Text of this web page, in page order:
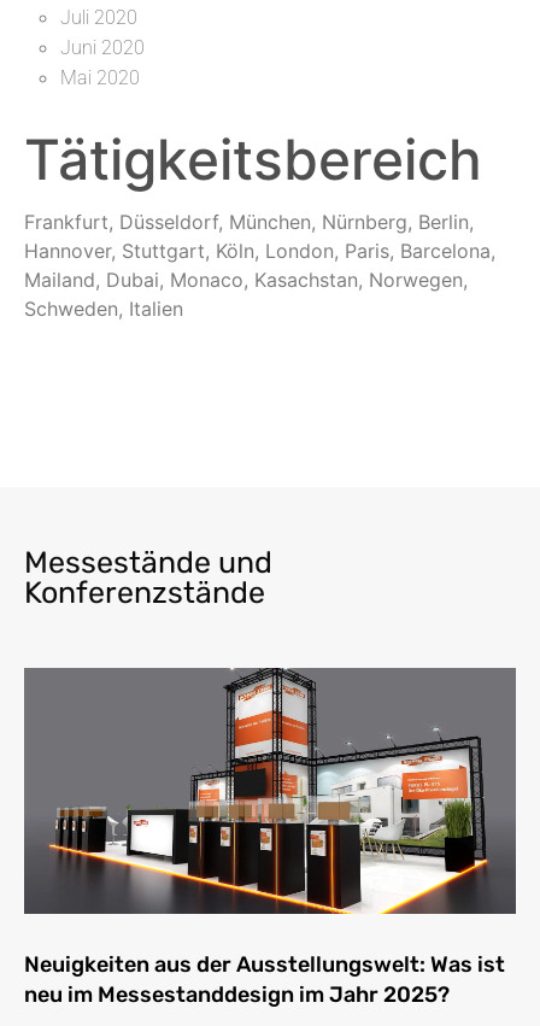
Juli 2020
Juni 2020
Mai 2020
Tätigkeitsbereich
Frankfurt, Düsseldorf, München, Nürnberg, Berlin,
Hannover, Stuttgart, Köln, London, Paris, Barcelona,
Mailand, Dubai, Monaco, Kasachstan, Norwegen,
Schweden, Italien
Messestände und
Konferenzstände
Neuigkeiten aus der Ausstellungswelt: Was ist
neu im Messestanddesign im Jahr 2025?